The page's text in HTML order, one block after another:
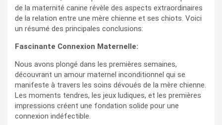
de la maternité canine révèle des aspects extraordinaires
de la relation entre une mère chienne et ses chiots. Voici
un résumé des principales conclusions:
Fascinante Connexion Maternelle:
Nous avons plongé dans les premières semaines,
découvrant un amour maternel inconditionnel qui se
manifeste à travers les soins dévoués de la mère chienne.
Les moments tendres, les jeux ludiques, et les premières
impressions créent une fondation solide pour une
connexion indéfectible.